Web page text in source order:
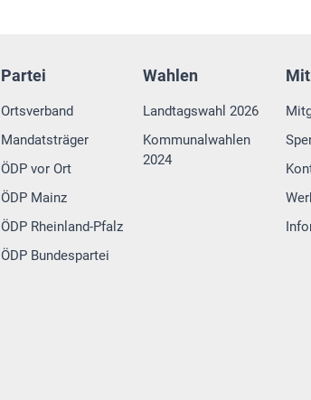
Partei
Ortsverband
Mandatsträger
ÖDP vor Ort
ÖDP Mainz
ÖDP Rheinland-Pfalz
ÖDP Bundespartei
Wahlen
Landtagswahl 2026
Kommunalwahlen
2024